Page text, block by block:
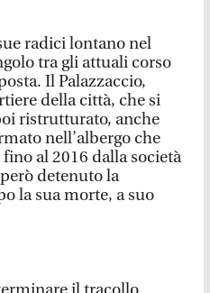
radici lontano nel
tra gli attuali corso
Il Palazzaccio,
della città, che si
ristrutturato, anche
nell’albergo che
al 2016 dalla società
detenuto la
la sua morte, a suo